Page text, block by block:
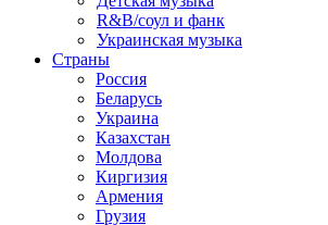
R&B/cоул и фанк
Украинская музыка
Страны
Россия
Беларусь
Украина
Казахстан
Молдова
Киргизия
Армения
Грузия